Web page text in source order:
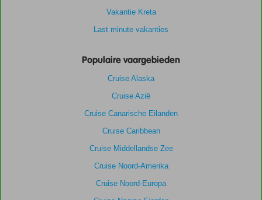
Vakantie Kreta
Last minute vakanties
Populaire vaargebieden
Cruise Alaska
Cruise Azië
Cruise Canarische Eilanden
Cruise Caribbean
Cruise Middellandse Zee
Cruise Noord-Amerika
Cruise Noord-Europa